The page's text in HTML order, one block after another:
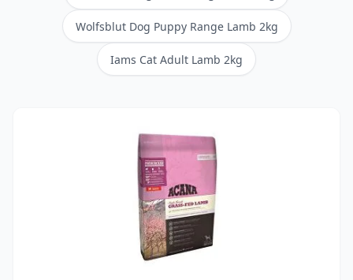
Wolfsblut Dog Puppy Range Lamb 2kg
Iams Cat Adult Lamb 2kg